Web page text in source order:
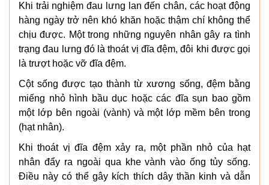
Khi trải nghiệm đau lưng lan đến chân, các hoạt động
hàng ngày trở nên khó khăn hoặc thậm chí không thể
chịu được. Một trong những nguyên nhân gây ra tình
trạng đau lưng đó là thoát vị đĩa đệm, đôi khi được gọi
là trượt hoặc vỡ đĩa đệm.
Cột sống được tạo thành từ xương sống, đệm bằng
miếng nhỏ hình bầu dục hoặc các đĩa sụn bao gồm
một lớp bên ngoài (vành) và một lớp mềm bên trong
(hạt nhân).
Khi thoát vị đĩa đệm xảy ra, một phần nhỏ của hạt
nhân đẩy ra ngoài qua khe vành vào ống tủy sống.
Điều này có thể gây kích thích dây thần kinh và dẫn